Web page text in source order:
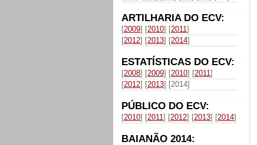
ARTILHARIA DO ECV:
[2009] [2010] [2011]
[2012] [2013] [2014]
ESTATÍSTICAS DO ECV:
[2008] [2009] [2010] [2011]
[2012] [2013] [2014]
PÚBLICO DO ECV:
[2010] [2011] [2012] [2013] [2014]
BAIANÃO 2014: